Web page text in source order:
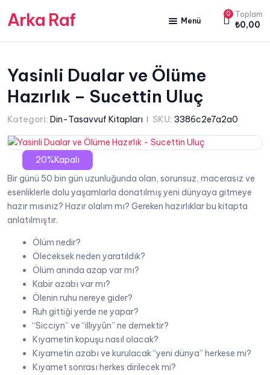
Arka Raf Menü
ANA SAYFA
HAKKIMIZDA
KİTAP SATIŞ
YAZARLARIMIZ
YAYIN PAKETLERİMİZ
0 Toplam
₺0,00
Yasinli Dualar ve Ölüme
Hazırlık – Sucettin Uluç
Kategori: Din-Tasavvuf Kitapları SKU: 3386c2e7a2a0
20%Kapalı
Bir günü 50 bin gün uzunluğunda olan, sorunsuz, macerasız ve
esenliklerle dolu yaşamlarla donatılmış yeni dünyaya gitmeye
hazır mısınız? Hazır olalım mı? Gereken hazırlıklar bu kitapta
anlatılmıştır.
Ölüm nedir?
Öleceksek neden yaratıldık?
Ölüm anında azap var mı?
Kabir azabı var mı?
Ölenin ruhu nereye gider?
Ruh gittiği yerde ne yapar?
“Sicciyn” ve “illiyyûn” ne demektir?
Kıyametin kopuşu nasıl olacak?
Kıyametin azabı ve kurulacak “yeni dünya” herkese mi?
Kıyamet sonrası herkes dirilecek mi?